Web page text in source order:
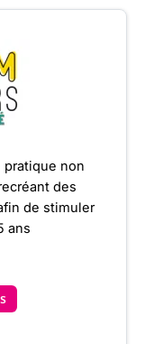
pratique non
des
de stimuler
ans